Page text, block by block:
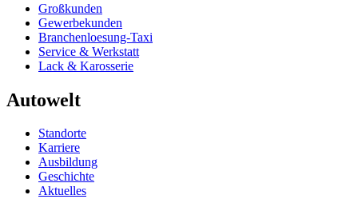
Großkunden
Gewerbekunden
Branchenloesung-Taxi
Service & Werkstatt
Lack & Karosserie
Autowelt
Standorte
Karriere
Ausbildung
Geschichte
Aktuelles